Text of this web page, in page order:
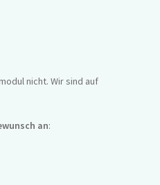
nicht. Wir sind auf
an: